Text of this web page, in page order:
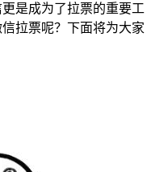
是成为了拉票的重要工
拉票呢？下面将为大家